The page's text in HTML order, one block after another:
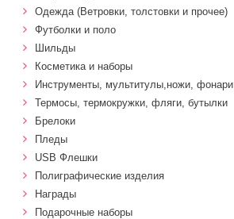
Одежда (Ветровки, толстовки и прочее)
Футболки и поло
Шильды
Косметика и наборы
Инструменты, мультитулы,ножи, фонари
Термосы, термокружки, фляги, бутылки
Брелоки
Пледы
USB Флешки
Полиграфические изделия
Награды
Подарочные наборы